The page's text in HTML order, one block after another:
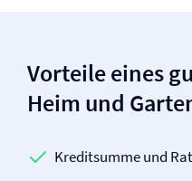
Vorteile eines
Heim und
Kreditsumme und